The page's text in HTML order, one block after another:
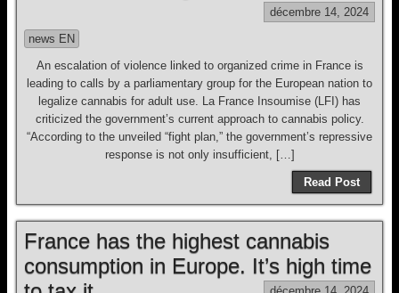
décembre 14, 2024
news EN
An escalation of violence linked to organized crime in France is
leading to calls by a parliamentary group for the European nation to
legalize cannabis for adult use. La France Insoumise (LFI) has
criticized the government’s current approach to cannabis policy.
“According to the unveiled “fight plan,” the government’s repressive
response is not only insufficient, […]
Read Post
France has the highest cannabis
consumption in Europe. It’s high time